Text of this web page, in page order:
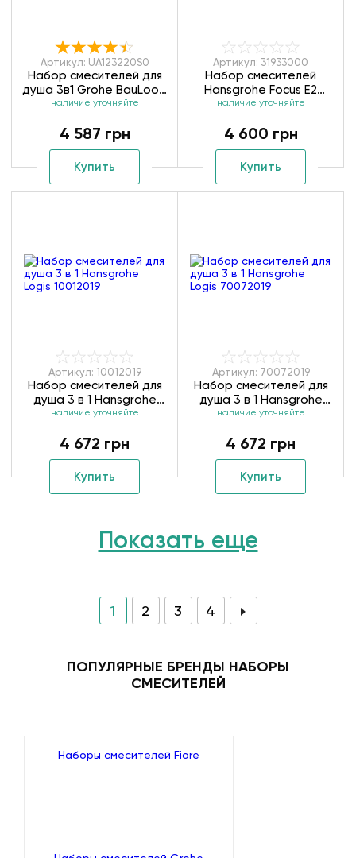
Артикул: UA123220S0
Набор смесителей для
душа 3в1 Grohe BauLoop
UA123220S0
наличие уточняйте
4 587 грн
Купить
Артикул: 31933000
Набор смесителей
Hansgrohe Focus E2
Shower 31933000
наличие уточняйте
4 600 грн
Купить
Артикул: 10012019
Набор смесителей для
душа 3 в 1 Hansgrohe
Logis 10012019
наличие уточняйте
4 672 грн
Купить
Артикул: 70072019
Набор смесителей для
душа 3 в 1 Hansgrohe
Logis 70072019
наличие уточняйте
4 672 грн
Купить
Показать еще
1 2 3 4
ПОПУЛЯРНЫЕ БРЕНДЫ НАБОРЫ
СМЕСИТЕЛЕЙ
Наборы смесителей Fiore